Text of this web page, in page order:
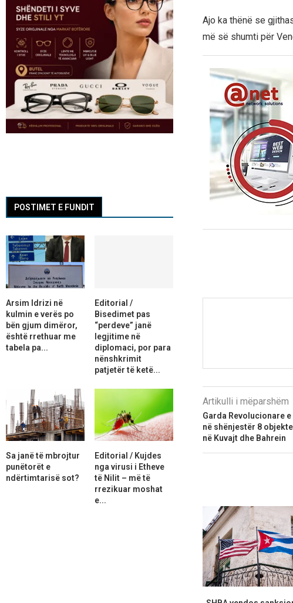
Ajo ka thënë se
më së shumti për
Artikulli i mëparshëm
Garda Revolucionare
në shënjestër 8
në Kuvajt dhe Bahrein
POSTIMET E FUNDIT
Arsim Idrizi në
kulmin e verës po
bën gjum dimëror,
është rrethuar me
tabela pa...
Editorial /
Bisedimet pas
“perdeve” janë
legjitime në
diplomaci, por para
nënshkrimit
patjetër të ketë...
Sa janë të mbrojtur
punëtorët e
ndërtimtarisë sot?
Editorial / Kujdes
nga virusi i Etheve
të Nilit – më të
rrezikuar moshat
e...